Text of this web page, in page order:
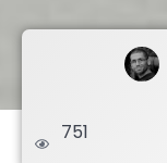
751